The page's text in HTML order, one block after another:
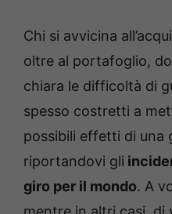
Chi si avvicina
oltre al portafoglio,
chiara le difficoltà di
spesso costretti a
possibili effetti di una
riportandovi gli
giro per il mondo. A